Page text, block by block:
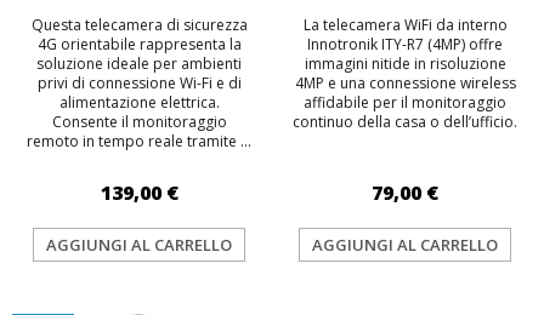
Questa telecamera di sicurezza
4G orientabile rappresenta la
soluzione ideale per ambienti
privi di connessione Wi-Fi e di
alimentazione elettrica.
Consente il monitoraggio
remoto in tempo reale tramite ...
139,00 €
AGGIUNGI AL CARRELLO
La telecamera WiFi da interno
Innotronik ITY-R7 (4MP) offre
immagini nitide in risoluzione
4MP e una connessione wireless
affidabile per il monitoraggio
continuo della casa o dell’ufficio.
79,00 €
AGGIUNGI AL CARRELLO